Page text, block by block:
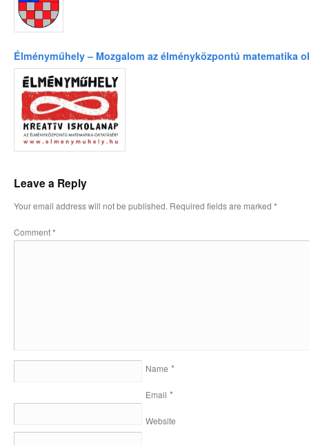
Élményműhely – Mozgalom az élményközpontú matematika
Leave a Reply
Your email address will not be published. Required fields are marked *
Comment*
Name *
Email *
Website